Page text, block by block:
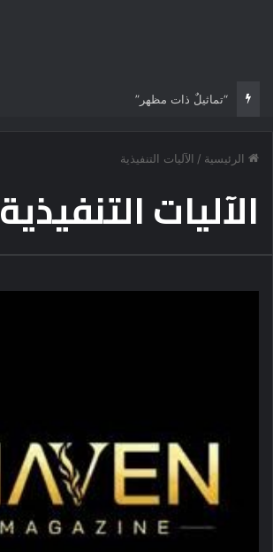
“تماثيلٌ ذات مظهر”
الرئيسية / الآليات التنفيذية
الآليات التنفيذية